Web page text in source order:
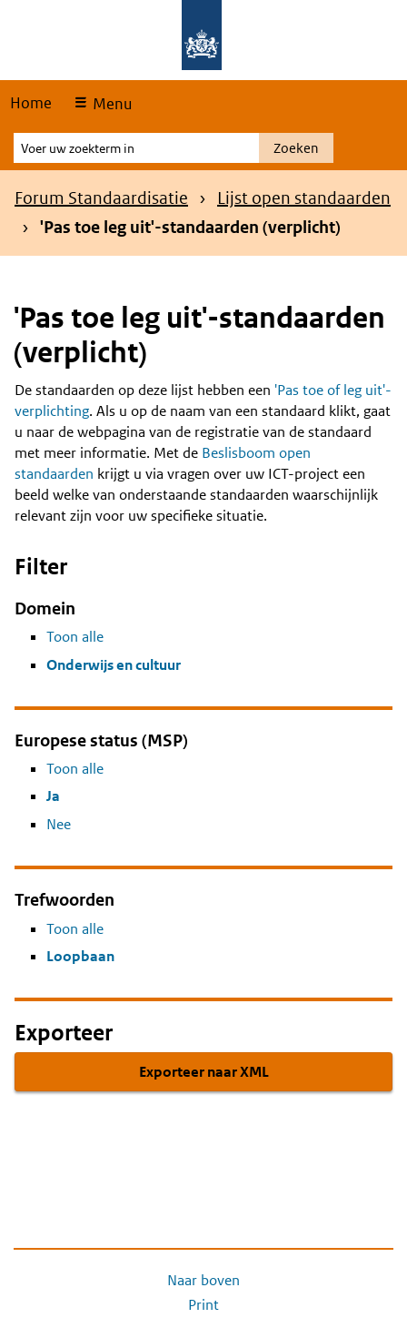
Home Menu
Voer
uw
zoekterm
Zoeken
Kruimelpad
Forum Standaardisatie
Lijst open standaarden
'Pas toe leg uit'-standaarden (verplicht)
'Pas toe leg uit'-standaarden
(verplicht)
Content
De standaarden op deze lijst hebben een 'Pas toe of leg uit'-
verplichting. Als u op de naam van een standaard klikt, gaat
u naar de webpagina van de registratie van de standaard
met meer informatie. Met de Beslisboom open
standaarden krijgt u via vragen over uw ICT-project een
beeld welke van onderstaande standaarden waarschijnlijk
relevant zijn voor uw specifieke situatie.
Filter
Domein
Toon alle
Onderwijs en cultuur
Europese status (MSP)
Toon alle
Ja
Nee
Trefwoorden
Toon alle
Loopbaan
Exporteer
Exporteer naar XML
Naar boven
Print